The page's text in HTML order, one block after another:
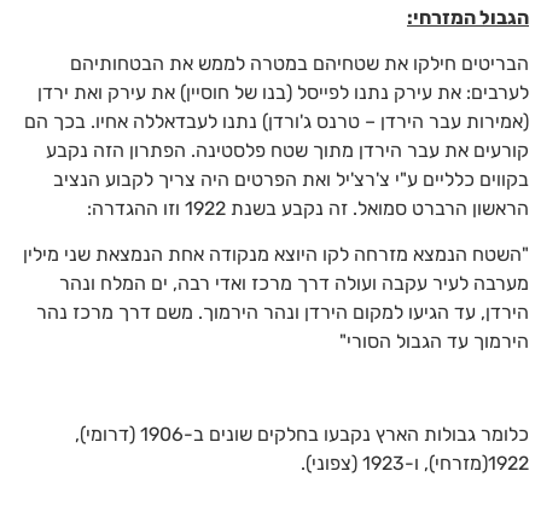
הגבול המזרחי:
הבריטים חילקו את שטחיהם במטרה לממש את הבטחותיהם
לערבים: את עירק נתנו לפייסל (בנו של חוסיין) את עירק ואת ירדן
(אמירות עבר הירדן – טרנס ג'ורדן) נתנו לעבדאללה אחיו. בכך הם
קורעים את עבר הירדן מתוך שטח פלסטינה. הפתרון הזה נקבע
בקווים כלליים ע"י צ'רצ'יל ואת הפרטים היה צריך לקבוע הנציב
הראשון הרברט סמואל. זה נקבע בשנת 1922 וזו ההגדרה:
"השטח הנמצא מזרחה לקו היוצא מנקודה אחת הנמצאת שני מילין
מערבה לעיר עקבה ועולה דרך מרכז ואדי רבה, ים המלח ונהר
הירדן, עד הגיעו למקום הירדן ונהר הירמוך. משם דרך מרכז נהר
הירמוך עד הגבול הסורי"
כלומר גבולות הארץ נקבעו בחלקים שונים ב-1906 (דרומי),
1922(מזרחי), ו-1923 (צפוני).